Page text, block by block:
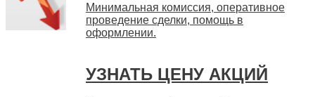
Минимальная комиссия, оперативное
проведение сделки, помощь в
оформлении.
УЗНАТЬ ЦЕНУ АКЦИЙ